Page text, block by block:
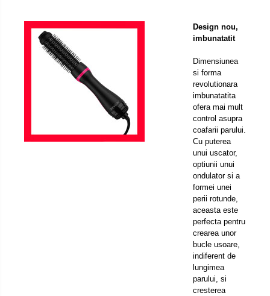
Design nou,
imbunatatit
Dimensiunea
si forma
revolutionara
imbunatatita
ofera mai mult
control asupra
coafarii parului.
Cu puterea
unui uscator,
optiunii unui
ondulator si a
formei unei
perii rotunde,
aceasta este
perfecta pentru
crearea unor
bucle usoare,
indiferent de
lungimea
parului, si
cresterea